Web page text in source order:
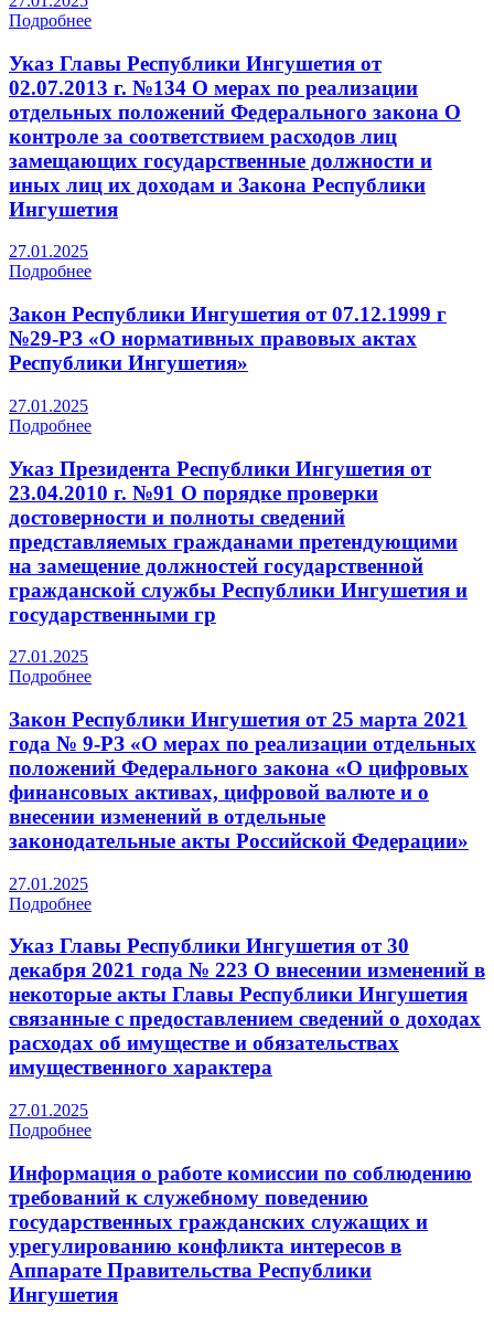
Подробнее
Указ Главы Республики Ингушетия от
02.07.2013 г. №134 О мерах по реализации
отдельных положений Федерального закона О
контроле за соответствием расходов лиц
замещающих государственные должности и
иных лиц их доходам и Закона Республики
Ингушетия
27.01.2025
Подробнее
Закон Республики Ингушетия от 07.12.1999 г
№29-РЗ «О нормативных правовых актах
Республики Ингушетия»
27.01.2025
Подробнее
Указ Президента Республики Ингушетия от
23.04.2010 г. №91 О порядке проверки
достоверности и полноты сведений
представляемых гражданами претендующими
на замещение должностей государственной
гражданской службы Республики Ингушетия и
государственными гр
27.01.2025
Подробнее
Закон Республики Ингушетия от 25 марта 2021
года № 9-РЗ «О мерах по реализации отдельных
положений Федерального закона «О цифровых
финансовых активах, цифровой валюте и о
внесении изменений в отдельные
законодательные акты Российской Федерации»
27.01.2025
Подробнее
Указ Главы Республики Ингушетия от 30
декабря 2021 года № 223 О внесении изменений в
некоторые акты Главы Республики Ингушетия
связанные с предоставлением сведений о доходах
расходах об имуществе и обязательствах
имущественного характера
27.01.2025
Подробнее
Информация о работе комиссии по соблюдению
требований к служебному поведению
государственных гражданских служащих и
урегулированию конфликта интересов в
Аппарате Правительства Республики
Ингушетия